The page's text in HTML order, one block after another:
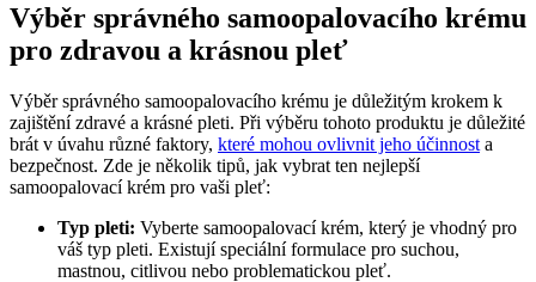
Výběr správného samoopalovacího krému
pro zdravou a krásnou pleť
Výběr správného samoopalovacího krému je důležitým krokem k
zajištění zdravé a krásné pleti. Při výběru tohoto produktu je důležité
brát v úvahu různé faktory, které mohou ovlivnit jeho účinnost a
bezpečnost. Zde je několik tipů, jak vybrat ten nejlepší
samoopalovací krém pro vaši pleť:
Typ pleti: Vyberte samoopalovací krém, který je vhodný pro
váš typ pleti. Existují speciální formulace pro suchou,
mastnou, citlivou nebo problematickou pleť.